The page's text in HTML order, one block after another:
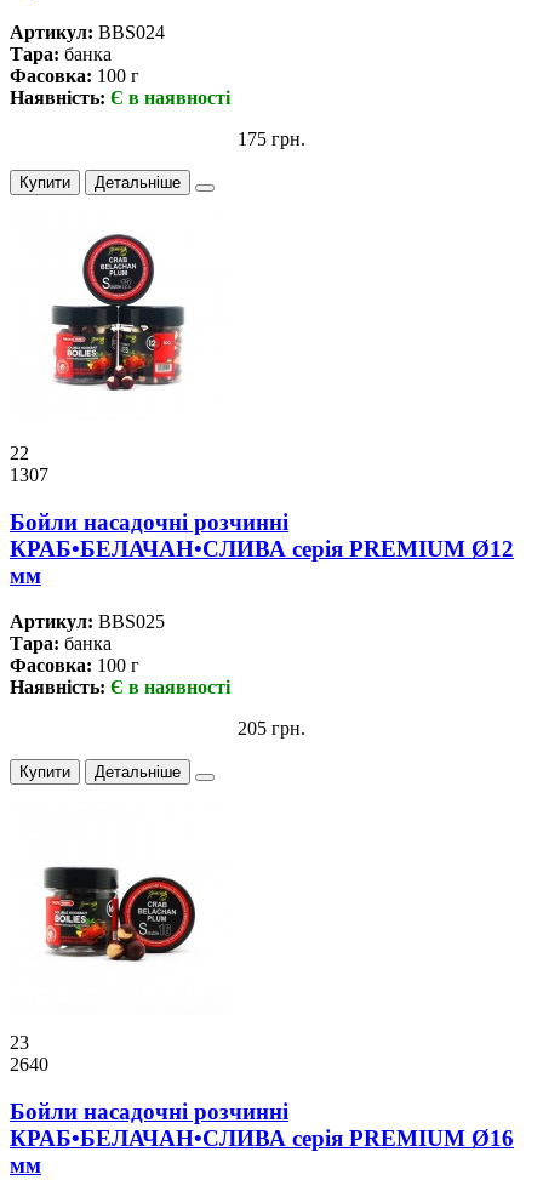
Артикул: BBS024
Тара: банка
Фасовка: 100 г
Наявність: Є в наявності
175 грн.
Купити Детальніше
22
1307
Бойли насадочні розчинні
КРАБ•БЕЛАЧАН•СЛИВА серiя PREMIUM Ø12
мм
Артикул: BBS025
Тара: банка
Фасовка: 100 г
Наявність: Є в наявності
205 грн.
Купити Детальніше
23
2640
Бойли насадочні розчинні
КРАБ•БЕЛАЧАН•СЛИВА серiя PREMIUM Ø16
мм